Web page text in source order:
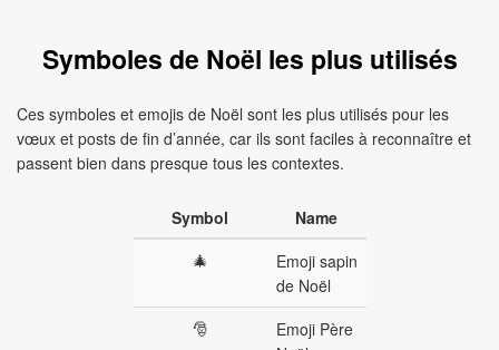
Symboles de Noël les plus utilisés
Ces symboles et emojis de Noël sont les plus utilisés pour les
vœux et posts de fin d’année, car ils sont faciles à reconnaître et
passent bien dans presque tous les contextes.
Symbol
Name
🎄
Emoji sapin
de Noël
🎅
Emoji Père